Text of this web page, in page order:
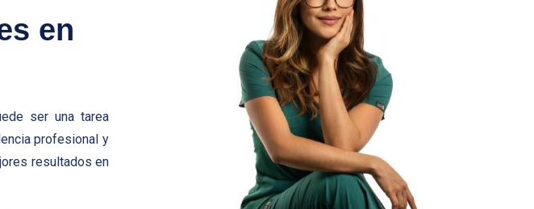
en
ser una tarea
profesional y
resultados en